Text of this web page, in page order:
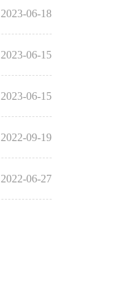
2023-06-18
2023-06-15
2023-06-15
2022-09-19
2022-06-27